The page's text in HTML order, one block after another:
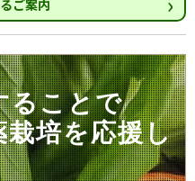
ご案内
ることで
培を応援し